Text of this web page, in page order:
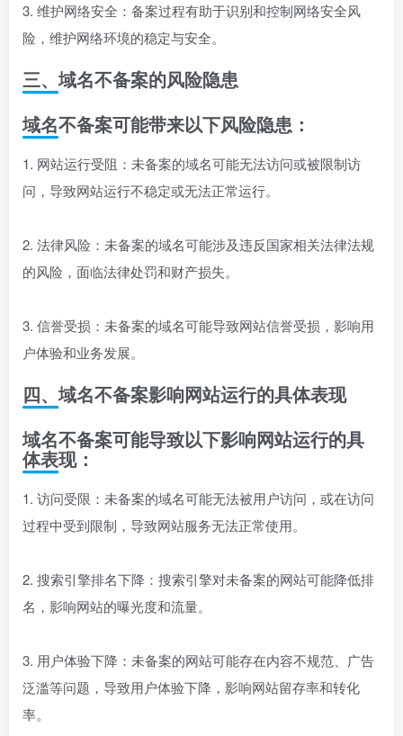
3. 维护网络安全：备案过程有助于识别和控制网络安全风
险，维护网络环境的稳定与安全。
三、域名不备案的风险隐患
域名不备案可能带来以下风险隐患：
1. 网站运行受阻：未备案的域名可能无法访问或被限制访
问，导致网站运行不稳定或无法正常运行。
2. 法律风险：未备案的域名可能涉及违反国家相关法律法规
的风险，面临法律处罚和财产损失。
3. 信誉受损：未备案的域名可能导致网站信誉受损，影响用
户体验和业务发展。
四、域名不备案影响网站运行的具体表现
域名不备案可能导致以下影响网站运行的具
体表现：
1. 访问受限：未备案的域名可能无法被用户访问，或在访问
过程中受到限制，导致网站服务无法正常使用。
2. 搜索引擎排名下降：搜索引擎对未备案的网站可能降低排
名，影响网站的曝光度和流量。
3. 用户体验下降：未备案的网站可能存在内容不规范、广告
泛滥等问题，导致用户体验下降，影响网站留存率和转化
率。